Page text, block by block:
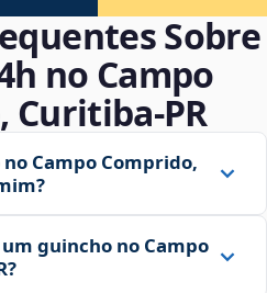
Sobre
no Campo
Campo Comprido,
guincho no Campo